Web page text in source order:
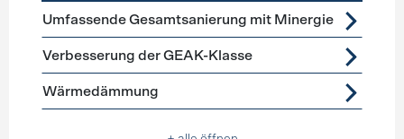
Förderprogramme Gebäudehülle Sanierung
Umfassende Gesamtsanierung mit Minergie
Verbesserung der GEAK-Klasse
Wärmedämmung